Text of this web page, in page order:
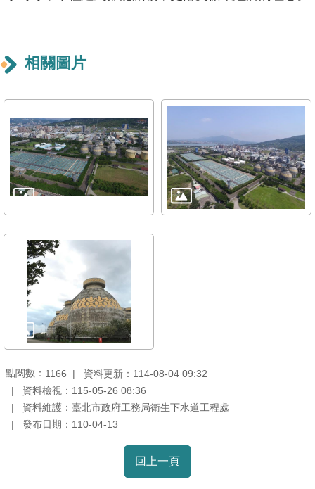
民
務
網
站
導
覽
回
English
見
問
答
陳
相關圖片
點閱數： 1166
資料更新：114-08-04 09:32
資料檢視：115-05-26 08:36
資料維護：臺北市政府工務局衛生下水道工程處
發布日期：110-04-13
回上一頁